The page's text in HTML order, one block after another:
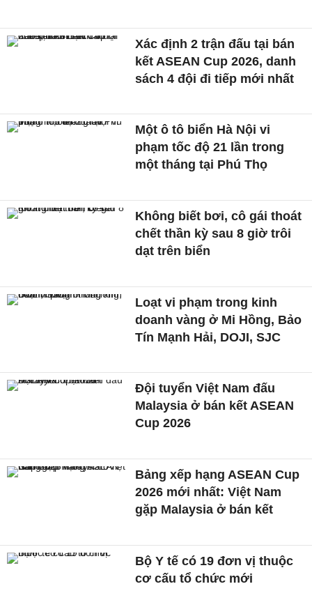
Xác định 2 trận đấu tại bán
kết ASEAN Cup 2026, danh
sách 4 đội đi tiếp mới nhất
Một ô tô biển Hà Nội vi
phạm tốc độ 21 lần trong
một tháng tại Phú Thọ
Không biết bơi, cô gái thoát
chết thần kỳ sau 8 giờ trôi
dạt trên biển
Loạt vi phạm trong kinh
doanh vàng ở Mi Hồng, Bảo
Tín Mạnh Hải, DOJI, SJC
Đội tuyển Việt Nam đấu
Malaysia ở bán kết ASEAN
Cup 2026
Bảng xếp hạng ASEAN Cup
2026 mới nhất: Việt Nam
gặp Malaysia ở bán kết
Bộ Y tế có 19 đơn vị thuộc
cơ cấu tổ chức mới